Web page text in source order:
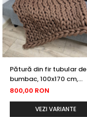
Pătură din fir tubular de
bumbac, 100x170 cm,
diverse culori
800,00 RON
VEZI VARIANTE